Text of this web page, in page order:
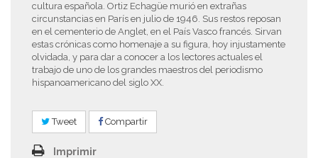
cultura española. Ortiz Echagüe murió en extrañas
circunstancias en París en julio de 1946. Sus restos reposan
en el cementerio de Anglet, en el País Vasco francés. Sirvan
estas crónicas como homenaje a su figura, hoy injustamente
olvidada, y para dar a conocer a los lectores actuales el
trabajo de uno de los grandes maestros del periodismo
hispanoamericano del siglo XX.
Tweet Compartir
Imprimir